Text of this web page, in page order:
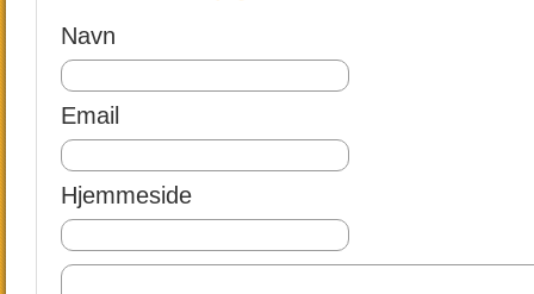
Navn
Email
Hjemmeside